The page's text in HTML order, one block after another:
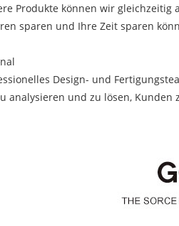
Produkte können wir gleichzeitig
sparen und Ihre Zeit sparen
Design- und
analysieren und zu lösen,